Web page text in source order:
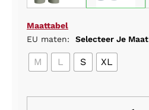
Maattabel
EU maten:
Selecteer Je Maat
M L S XL